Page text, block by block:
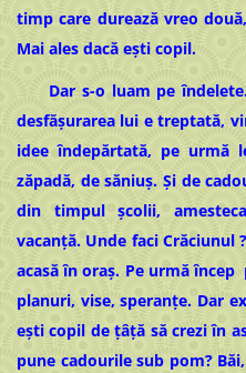
timp care durează vreo
Mai ales dacă ești copil.
Dar s-o luam pe îndelete.
desfășurarea lui e treptată,
idee îndepărtată, pe urmă
zăpadă, de săniuș. Și de
din timpul școlii,
vacanță. Unde faci Crăciunul
acasă în oraș. Pe urmă
planuri, vise, speranțe. Dar
ești copil de țâță să crezi în
pune cadourile sub pom?